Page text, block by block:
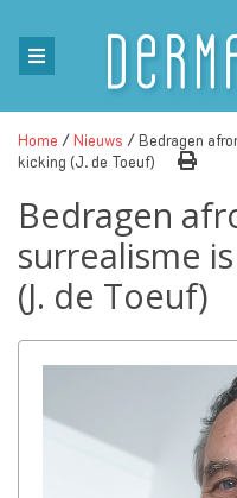
Home /Nieuws / Bedragen
kicking (J. de Toeuf)
Bedragen
surrealisme
(J. de Toeuf)